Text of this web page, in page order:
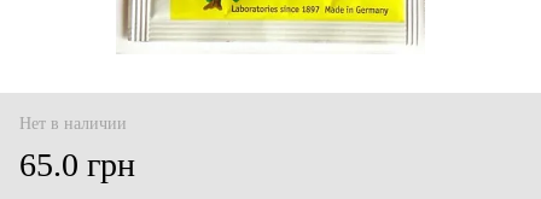
Нет в наличии
65.0 грн